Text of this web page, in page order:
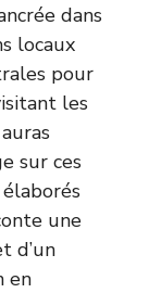
dans
locaux
pour
les
sur ces
une
d’un
en